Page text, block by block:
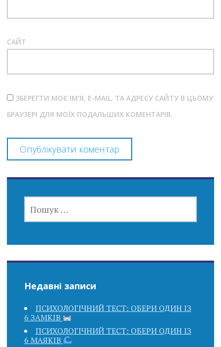
САЙТ
ЗБЕРЕГТИ МОЄ ІМ'Я, E-MAIL, ТА АДРЕСУ САЙТУ В ЦЬОМУ
БРАУЗЕРІ ДЛЯ МОЇХ ПОДАЛЬШИХ КОМЕНТАРІВ.
Недавні записи
ПСИХОЛОГІЧНИЙ ТЕСТ: ОБЕРИ ОДИН ІЗ
6 ЗАМКІВ
ПСИХОЛОГІЧНИЙ ТЕСТ: ОБЕРИ ОДИН ІЗ
6 МАЯКІВ